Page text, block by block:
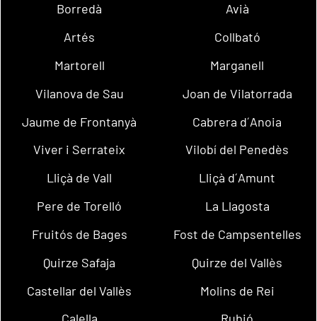
Borredà
Avià
Artés
Collbató
Martorell
Marganell
Vilanova de Sau
Joan de Vilatorrada
Jaume de Frontanyà
Cabrera d´Anoia
Viver i Serrateix
Vilobí del Penedès
Lliçà de Vall
Lliçà d´Amunt
Pere de Torelló
La Llagosta
Fruitós de Bages
Fost de Campsentelles
Quirze Safaja
Quirze del Vallès
Castellar del Vallès
Molins de Rei